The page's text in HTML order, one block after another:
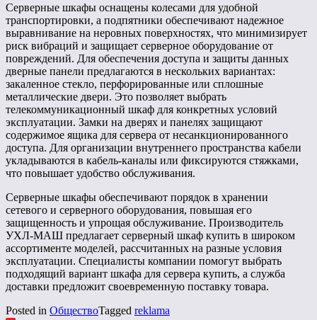
Серверные шкафы оснащены колесами для удобной
транспортировки, а подпятники обеспечивают надежное
выравнивание на неровных поверхностях, что минимизирует
риск вибраций и защищает серверное оборудование от
повреждений. Для обеспечения доступа и защиты данных
дверные панели предлагаются в нескольких вариантах:
закаленное стекло, перфорированные или сплошные
металлические двери. Это позволяет выбрать
телекоммуникационный шкаф для конкретных условий
эксплуатации. Замки на дверях и панелях защищают
содержимое ящика для сервера от несанкционированного
доступа. Для организации внутреннего пространства кабели
укладываются в кабель-каналы или фиксируются стяжками,
что повышает удобство обслуживания.
Серверные шкафы обеспечивают порядок в хранении
сетевого и серверного оборудования, повышая его
защищенность и упрощая обслуживание. Производитель
УХЛ-МАШ предлагает серверный шкаф купить в широком
ассортименте моделей, рассчитанных на разные условия
эксплуатации. Специалисты компании помогут выбрать
подходящий вариант шкафа для сервера купить, а служба
доставки предложит своевременную поставку товара.
Posted in ОбществоTagged reklama